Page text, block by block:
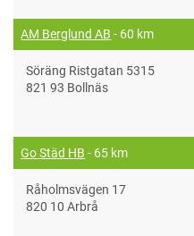
AM Berglund AB - 60 km
Söräng Ristgatan 5315
821 93 Bollnäs
Go Städ HB - 65 km
Råholmsvägen 17
820 10 Arbrå